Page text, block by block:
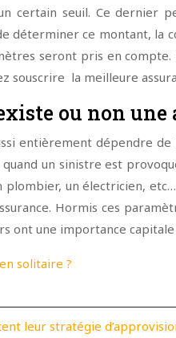
certain seuil. Ce dernier
déterminer ce montant, la
seront pris en
souscrire la meilleure
ou non
entièrement dépendre de
quand un sinistre est
plombier, un électricien,
Hormis ces
ont une importance
solitaire ?
leur stratégie